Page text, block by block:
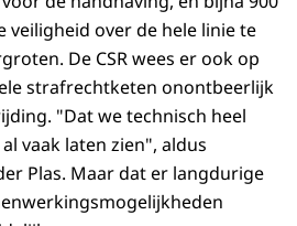
veiligheid over de hele linie te
De CSR wees er ook op
strafrechtketen onontbeerlijk
"Dat we technisch heel
vaak laten zien", aldus
Plas. Maar dat er langdurige